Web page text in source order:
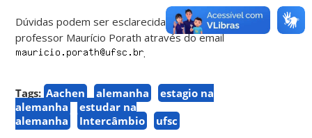
Dúvidas podem ser esclarecidas com o
professor Maurício Porath através do email
.
Tags: Aachen alemanha
estagio na
alemanha
estudar na
alemanha
Intercâmbio ufsc